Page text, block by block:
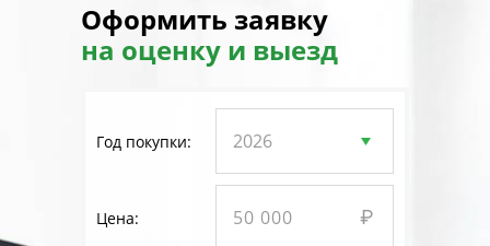
Оформить заявку
на оценку и выезд
Год покупки:
Цена: